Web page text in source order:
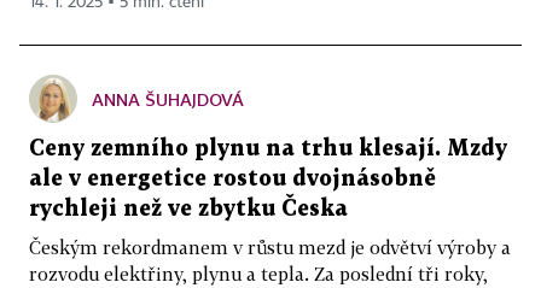
ANNA ŠUHAJDOVÁ
Ceny zemního plynu na trhu klesají. Mzdy
ale v energetice rostou dvojnásobně
rychleji než ve zbytku Česka
Českým rekordmanem v růstu mezd je odvětví výroby a
rozvodu elektřiny, plynu a tepla. Za poslední tři roky,